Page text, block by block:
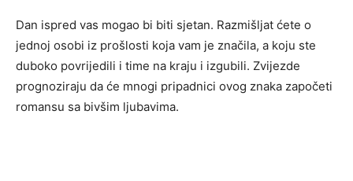
Dan ispred vas mogao bi biti sjetan. Razmišljat ćete o
jednoj osobi iz prošlosti koja vam je značila, a koju ste
duboko povrijedili i time na kraju i izgubili. Zvijezde
prognoziraju da će mnogi pripadnici ovog znaka započeti
romansu sa bivšim ljubavima.